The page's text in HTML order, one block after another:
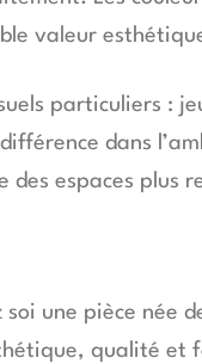
valeur
particuliers :
dans
des espaces plus
une pièce née
qualité